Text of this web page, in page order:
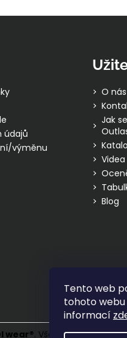
Tento web
tohoto webu
informací
údajů
výměnu
O nás
Jak
Videa
Blog
wear®. Všechna práva